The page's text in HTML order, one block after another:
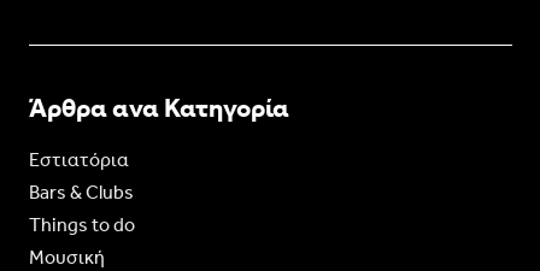
Άρθρα ανα Κατηγορία
Εστιατόρια
Bars & Clubs
Things to do
Moυσική